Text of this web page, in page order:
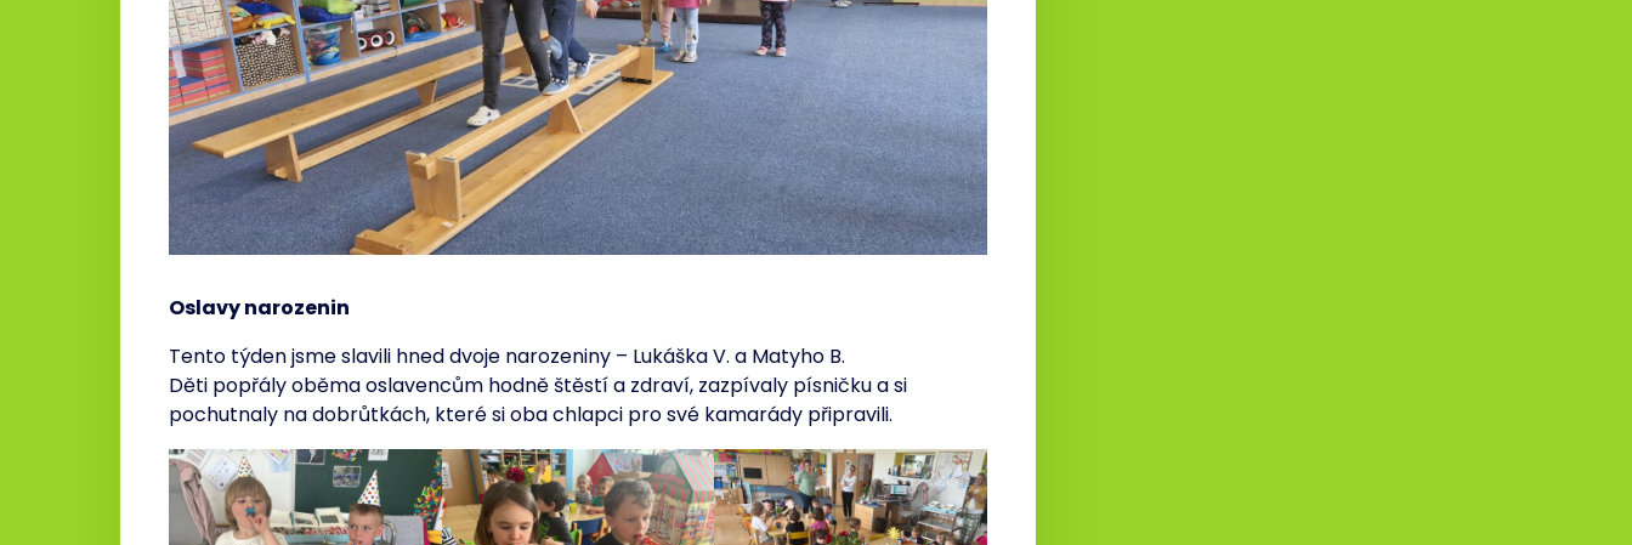
Oslavy narozenin
Tento týden jsme slavili hned dvoje narozeniny – Lukáška V. a Matyho B.
Děti popřály oběma oslavencům hodně štěstí a zdraví, zazpívaly písničku a si
pochutnaly na dobrůtkách, které si oba chlapci pro své kamarády připravili.